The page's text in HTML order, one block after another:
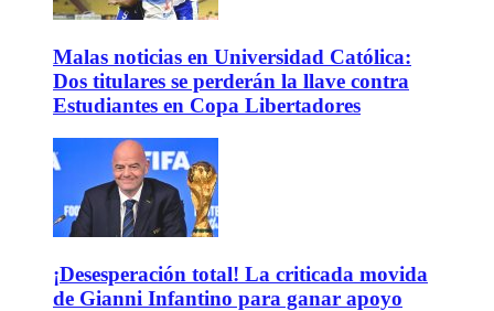
Malas noticias en Universidad Católica:
Dos titulares se perderán la llave contra
Estudiantes en Copa Libertadores
¡Desesperación total! La criticada movida
de Gianni Infantino para ganar apoyo